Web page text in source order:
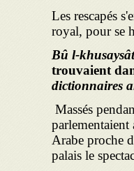
Les rescapés
royal, pour se
Bû l-khusaysât
trouvaient
dictionnaires
Massés
Arabe proche
palais le